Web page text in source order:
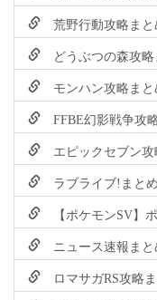
荒野行動攻略まと
どうぶつの森攻略
モンハン攻略まと
FFBE幻影戦争攻
エピックセブン攻
ラブライブ!まと
【ポケモンSV】
ニュース速報まと
ロマサガRS攻略